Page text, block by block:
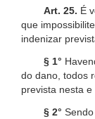
Art. 25. É
que
indenizar
§ 1°
do dano, todos
prevista nesta e
§ 2°